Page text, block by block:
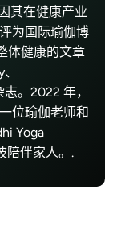
其在健康产业
为国际瑜伽博
体健康的文章
。2022 年，
位瑜伽老师和
Yoga
陪伴家人。.